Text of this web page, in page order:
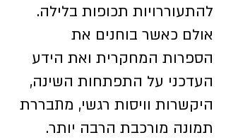
להתעוררויות תכופות בלילה.
אולם כאשר בוחנים את
הספרות המחקרית ואת הידע
העדכני על התפתחות השינה,
היקשרות וויסות רגשי, מתבררת
תמונה מורכבת הרבה יותר.